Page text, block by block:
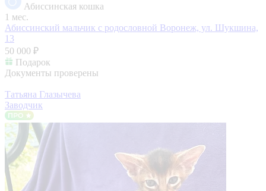
Абиссинская кошка
1 мес.
Абиссинский мальчик с родословной Воронеж, ул. Шукшина,
13
50 000 ₽
Подарок
Документы проверены
Татьяна Глазычева
Заводчик